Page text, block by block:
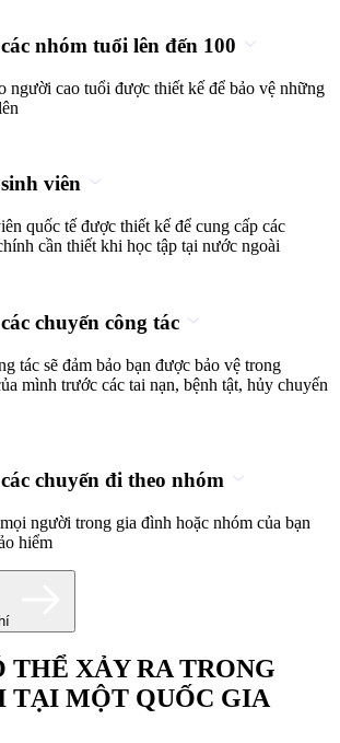
nhóm tuổi lên đến 100
người cao tuổi được thiết kế để bảo vệ những
viên
quốc tế được thiết kế để cung cấp các
cần thiết khi học tập tại nước ngoài
chuyến công tác
tác sẽ đảm bảo bạn được bảo vệ trong
mình trước các tai nạn, bệnh tật, hủy chuyến
chuyến đi theo nhóm
người trong gia đình hoặc nhóm của bạn
hiểm
THỂ XẢY RA TRONG
TẠI MỘT QUỐC GIA